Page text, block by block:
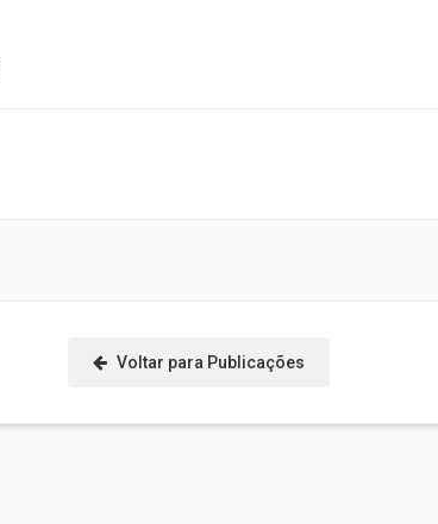
Voltar para Publicações